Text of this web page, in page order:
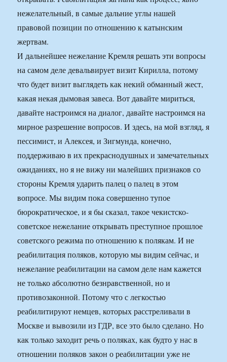
нежелательный, в самые дальние углы нашей
правовой позиции по отношению к катынским
жертвам.
И дальнейшее нежелание Кремля решать эти вопросы
на самом деле девальвирует визит Кирилла, потому
что будет визит выглядеть как некий обманный жест,
какая некая дымовая завеса. Вот давайте мириться,
давайте настроимся на диалог, давайте настроимся на
мирное разрешение вопросов. И здесь, на мой взгляд, я
пессимист, и Алексея, и Зигмунда, конечно,
поддерживаю в их прекраснодушных и замечательных
ожиданиях, но я не вижу ни малейших признаков со
стороны Кремля ударить палец о палец в этом
вопросе. Мы видим пока совершенно тупое
бюрократическое, и я бы сказал, такое чекистско-
советское нежелание открывать преступное прошлое
советского режима по отношению к полякам. И не
реабилитация поляков, которую мы видим сейчас, и
нежелание реабилитации на самом деле нам кажется
не только абсолютно безнравственной, но и
противозаконной. Потому что с легкостью
реабилитируют немцев, которых расстреливали в
Москве и вывозили из ГДР, все это было сделано. Но
как только заходит речь о поляках, как будто у нас в
отношении поляков закон о реабилитации уже не